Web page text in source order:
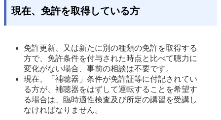
現在、免許を取得している方
免許更新、又は新たに別の種類の免許を取得する
方で、免許条件を付与された時点と比べて聴力に
変化がない場合、事前の相談は不要です。
現在、「補聴器」条件が免許証等に付記されてい
る方が、補聴器をはずして運転することを希望す
る場合は、臨時適性検査及び所定の講習を受講し
なければなりません。